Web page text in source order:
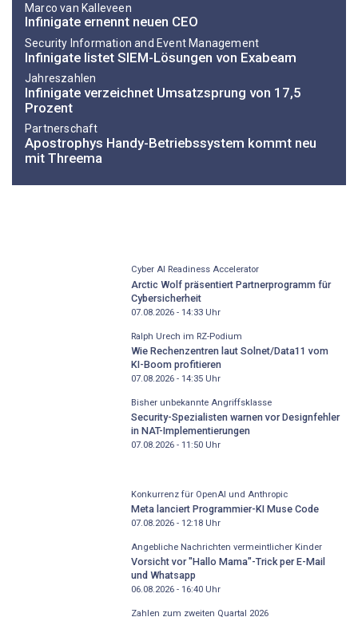
Marco van Kalleveen
Infinigate ernennt neuen CEO
Security Information and Event Management
Infinigate listet SIEM-Lösungen von Exabeam
Jahreszahlen
Infinigate verzeichnet Umsatzsprung von 17,5
Prozent
Partnerschaft
Apostrophys Handy-Betriebssystem kommt neu
mit Threema
Cyber AI Readiness Accelerator
Arctic Wolf präsentiert Partnerprogramm für
Cybersicherheit
07.08.2026 - 14:33Uhr
Ralph Urech im RZ-Podium
Wie Rechenzentren laut Solnet/Data11 vom
KI-Boom profitieren
07.08.2026 - 14:35Uhr
Bisher unbekannte Angriffsklasse
Security-Spezialisten warnen vor Designfehler
in NAT-Implementierungen
07.08.2026 - 11:50Uhr
Konkurrenz für OpenAI und Anthropic
Meta lanciert Programmier-KI Muse Code
07.08.2026 - 12:18Uhr
Angebliche Nachrichten vermeintlicher Kinder
Vorsicht vor "Hallo Mama"-Trick per E-Mail
und Whatsapp
06.08.2026 - 16:40Uhr
Zahlen zum zweiten Quartal 2026